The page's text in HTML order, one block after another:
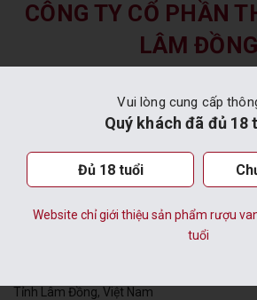
CÔNG TY CỔ PHẦN
LÂM ĐỒNG
VĂN PHÒNG TẠI TP. ĐÀ LẠT
Số 31 Ngô Văn Sở, P. Lâm Viên - Đà
dalatwine@ladofoods.vn
Hotline:(0263)3 520 290
Tỉnh Lâm Đồng, Việt Nam
Vui lòng cung cấp
Quý khách đã đủ 18
Đủ 18 tuổi
Website chỉ giới thiệu sản phẩm rượu
tuổi